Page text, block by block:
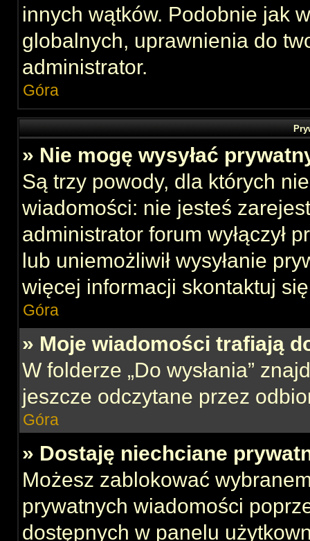
innych wątków. Podobnie jak
globalnych, uprawnienia do
administrator.
Góra
» Nie mogę wysyłać
Są trzy powody, dla których
wiadomości: nie jesteś
administrator forum wyłączył
lub uniemożliwił wysyłanie
więcej informacji skontaktuj
Góra
» Moje wiadomości trafiają
W folderze „Do wysłania”
jeszcze odczytane przez
Góra
» Dostaję niechciane
Możesz zablokować
prywatnych wiadomości
dostępnych w panelu